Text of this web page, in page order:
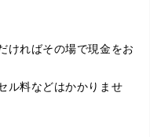
たが、対応の方があ
やめました。こちら
で、こちらでお売り
ありがとうございま
ければその場で現金をお
ル料などはかかりませ